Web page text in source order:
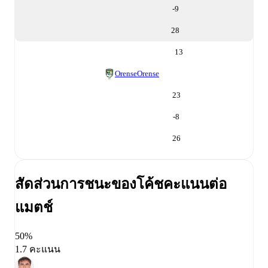
-9
28
13
OrenseOrense
23
-8
26
สัดส่วนการชนะของโค้ชคะแนนต่อ
แมตช์
50%
1.7 คะแนน